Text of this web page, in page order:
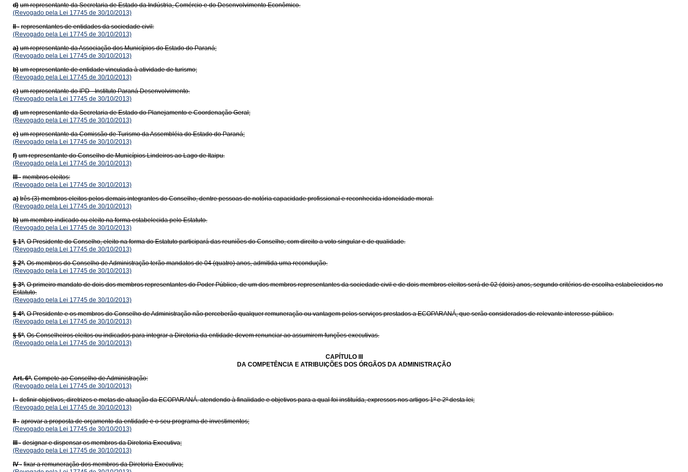
d) um representante da Secretaria de Estado da Indústria, Comércio e do Desenvolvimento Econômico.
(Revogado pela Lei 17745 de 30/10/2013)
II - representantes de entidades da sociedade civil:
(Revogado pela Lei 17745 de 30/10/2013)
a) um representante da Associação dos Municípios do Estado do Paraná;
(Revogado pela Lei 17745 de 30/10/2013)
b) um representante de entidade vinculada à atividade de turismo;
(Revogado pela Lei 17745 de 30/10/2013)
c) um representante do IPD - Instituto Paraná Desenvolvimento.
(Revogado pela Lei 17745 de 30/10/2013)
d) um representante da Secretaria de Estado do Planejamento e Coordenação Geral;
(Revogado pela Lei 17745 de 30/10/2013)
e) um representante da Comissão de Turismo da Assembléia do Estado do Paraná;
(Revogado pela Lei 17745 de 30/10/2013)
f) um representante do Conselho de Municípios Lindeiros ao Lago de Itaipu.
(Revogado pela Lei 17745 de 30/10/2013)
III - membros eleitos:
(Revogado pela Lei 17745 de 30/10/2013)
a) três (3) membros eleitos pelos demais integrantes do Conselho, dentre pessoas de notória capacidade profissional e reconhecida idoneidade moral.
(Revogado pela Lei 17745 de 30/10/2013)
b) um membro indicado ou eleito na forma estabelecida pelo Estatuto.
(Revogado pela Lei 17745 de 30/10/2013)
§ 1º. O Presidente do Conselho, eleito na forma do Estatuto participará das reuniões do Conselho, com direito a voto singular e de qualidade.
(Revogado pela Lei 17745 de 30/10/2013)
§ 2º. Os membros do Conselho de Administração terão mandatos de 04 (quatro) anos, admitida uma recondução.
(Revogado pela Lei 17745 de 30/10/2013)
§ 3º. O primeiro mandato de dois dos membros representantes do Poder Público, de um dos membros representantes da sociedade civil e de dois membros eleitos será de 02 (dois) anos, segundo critérios de escolha estabelecidos no
Estatuto.
(Revogado pela Lei 17745 de 30/10/2013)
§ 4º. O Presidente e os membros do Conselho de Administração não perceberão qualquer remuneração ou vantagem pelos serviços prestados a ECOPARANÁ, que serão considerados de relevante interesse público.
(Revogado pela Lei 17745 de 30/10/2013)
§ 5º. Os Conselheiros eleitos ou indicados para integrar a Diretoria da entidade devem renunciar ao assumirem funções executivas.
(Revogado pela Lei 17745 de 30/10/2013)
CAPÍTULO III
DA COMPETÊNCIA E ATRIBUIÇÕES DOS ÓRGÃOS DA ADMINISTRAÇÃO
Art. 6º. Compete ao Conselho de Administração:
(Revogado pela Lei 17745 de 30/10/2013)
I - definir objetivos, diretrizes e metas de atuação da ECOPARANÁ. atendendo à finalidade e objetivos para a qual foi instituída, expressos nos artigos 1º e 2º desta lei;
(Revogado pela Lei 17745 de 30/10/2013)
II - aprovar a proposta de orçamento da entidade e o seu programa de investimentos;
(Revogado pela Lei 17745 de 30/10/2013)
III - designar e dispensar os membros da Diretoria Executiva;
(Revogado pela Lei 17745 de 30/10/2013)
IV - fixar a remuneração dos membros da Diretoria Executiva;